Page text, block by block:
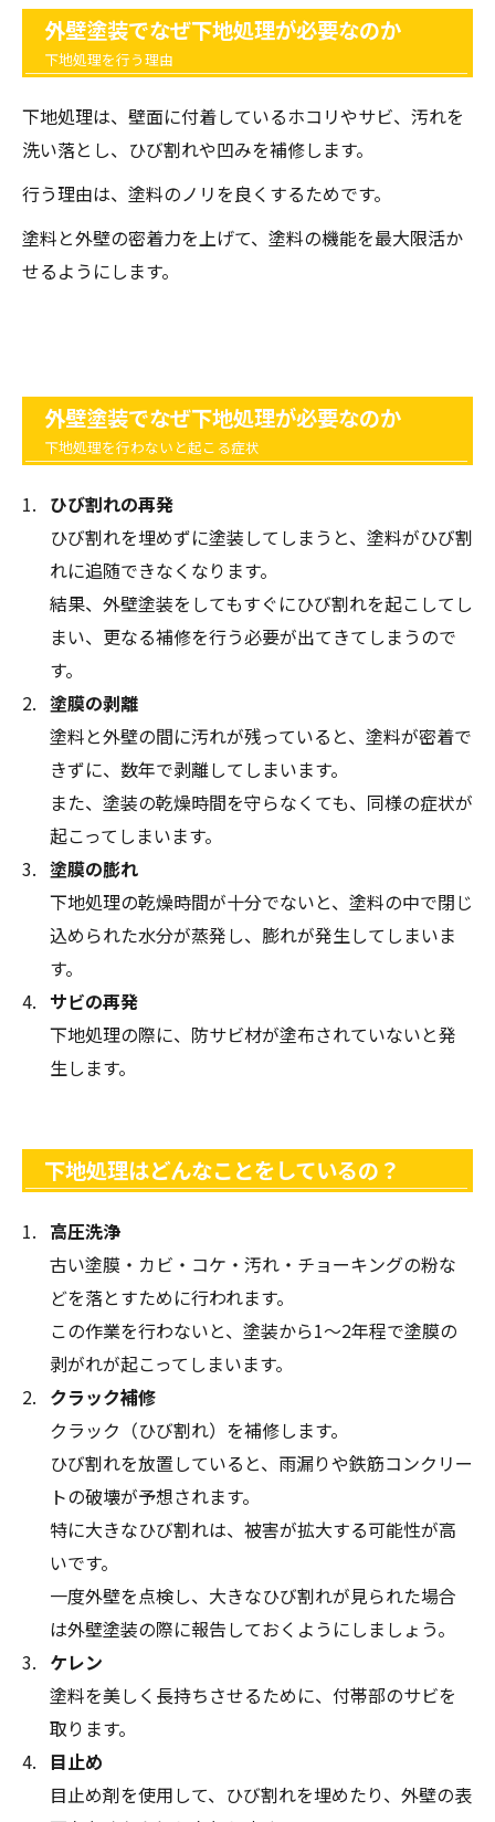
外壁塗装でなぜ下地処理が必要なのか
下地処理を行う理由
下地処理は、壁面に付着しているホコリやサビ、汚れを
洗い落とし、ひび割れや凹みを補修します。
行う理由は、塗料のノリを良くするためです。
塗料と外壁の密着力を上げて、塗料の機能を最大限活か
せるようにします。
外壁塗装でなぜ下地処理が必要なのか
下地処理を行わないと起こる症状
ひび割れの再発
ひび割れを埋めずに塗装してしまうと、塗料がひび割
れに追随できなくなります。
結果、外壁塗装をしてもすぐにひび割れを起こしてし
まい、更なる補修を行う必要が出てきてしまうので
す。
塗膜の剥離
塗料と外壁の間に汚れが残っていると、塗料が密着で
きずに、数年で剥離してしまいます。
また、塗装の乾燥時間を守らなくても、同様の症状が
起こってしまいます。
塗膜の膨れ
下地処理の乾燥時間が十分でないと、塗料の中で閉じ
込められた水分が蒸発し、膨れが発生してしまいま
す。
サビの再発
下地処理の際に、防サビ材が塗布されていないと発
生します。
下地処理はどんなことをしているの？
高圧洗浄
古い塗膜・カビ・コケ・汚れ・チョーキングの粉な
どを落とすために行われます。
この作業を行わないと、塗装から1～2年程で塗膜の
剥がれが起こってしまいます。
クラック補修
クラック（ひび割れ）を補修します。
ひび割れを放置していると、雨漏りや鉄筋コンクリー
トの破壊が予想されます。
特に大きなひび割れは、被害が拡大する可能性が高
いです。
一度外壁を点検し、大きなひび割れが見られた場合
は外壁塗装の際に報告しておくようにしましょう。
ケレン
塗料を美しく長持ちさせるために、付帯部のサビを
取ります。
目止め
目止め剤を使用して、ひび割れを埋めたり、外壁の表